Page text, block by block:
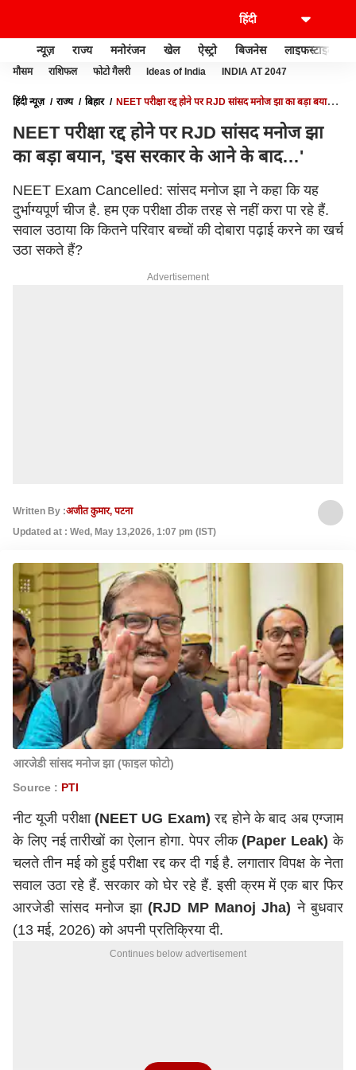
न्यूज़ राज्य मनोरंजन खेल ऐस्ट्रो बिजनेस लाइफस्टाइल
मौसम राशिफल फोटो गैलरी Ideas of India INDIA AT 2047
हिंदी न्यूज़ राज्य बिहार
NEET परीक्षा रद्द होने पर RJD सांसद मनोज झा का बड़ा बयान,
NEET परीक्षा रद्द होने पर RJD सांसद मनोज झा
का बड़ा बयान, 'इस सरकार के आने के बाद…'
NEET Exam Cancelled: सांसद मनोज झा ने कहा कि यह
दुर्भाग्यपूर्ण चीज है. हम एक परीक्षा ठीक तरह से नहीं करा पा रहे हैं.
सवाल उठाया कि कितने परिवार बच्चों की दोबारा पढ़ाई करने का खर्च
उठा सकते हैं?
Advertisement
Written By :अजीत कुमार, पटना
Updated at : Wed, May 13,2026, 1:07 pm (IST)
आरजेडी सांसद मनोज झा (फाइल फोटो)
Source : PTI
नीट यूजी परीक्षा (NEET UG Exam) रद्द होने के बाद अब एग्जाम
के लिए नई तारीखों का ऐलान होगा. पेपर लीक (Paper Leak) के
चलते तीन मई को हुई परीक्षा रद्द कर दी गई है. लगातार विपक्ष के नेता
सवाल उठा रहे हैं. सरकार को घेर रहे हैं. इसी क्रम में एक बार फिर
आरजेडी सांसद मनोज झा (RJD MP Manoj Jha) ने बुधवार
(13 मई, 2026) को अपनी प्रतिक्रिया दी.
Continues below advertisement